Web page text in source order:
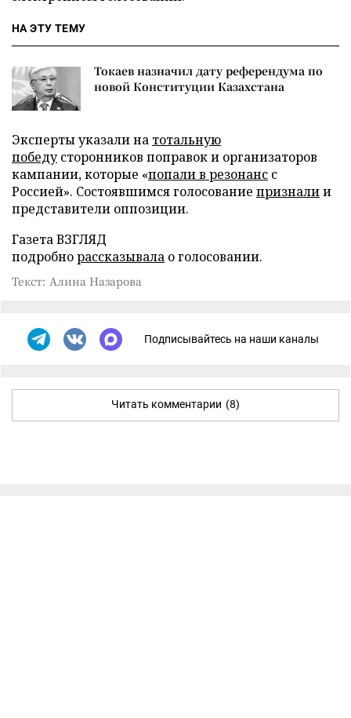
НА ЭТУ ТЕМУ
Токаев назначил дату референдума по
новой Конституции Казахстана
Эксперты указали на тотальную
победусторонников поправок и организаторов
кампании, которые «попали в резонанс с
Россией». Состоявшимся голосование призналии
представители оппозиции.
Газета ВЗГЛЯД
подробнорассказывала о голосовании.
Текст: Алина Назарова
Подписывайтесь на наши каналы
Читать комментарии (8)